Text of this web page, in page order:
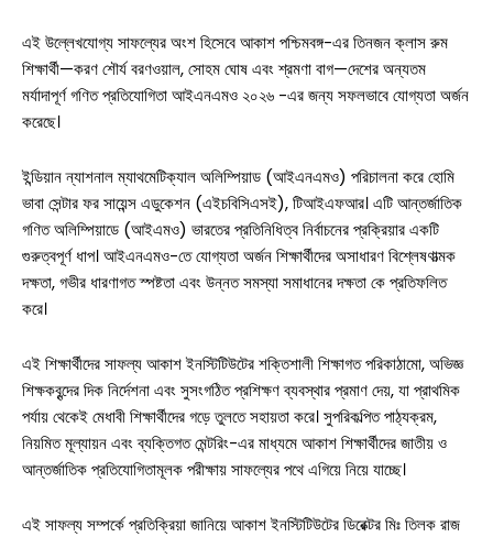
এই উল্লেখযোগ্য সাফল্যের অংশ হিসেবে আকাশ পশ্চিমবঙ্গ-এর তিনজন ক্লাস রুম
শিক্ষার্থী—করণ শৌর্য বরণওয়াল, সোহম ঘোষ এবং শ্রমণা বাগ—দেশের অন্যতম
মর্যাদাপূর্ণ গণিত প্রতিযোগিতা আইএনএমও ২০২৬ -এর জন্য সফলভাবে যোগ্যতা অর্জন
করেছে।
ইন্ডিয়ান ন্যাশনাল ম্যাথমেটিক্যাল অলিম্পিয়াড (আইএনএমও) পরিচালনা করে হোমি
ভাবা সেন্টার ফর সায়েন্স এডুকেশন (এইচবিসিএসই), টিআইএফআর। এটি আন্তর্জাতিক
গণিত অলিম্পিয়াডে (আইএমও) ভারতের প্রতিনিধিত্ব নির্বাচনের প্রক্রিয়ার একটি
গুরুত্বপূর্ণ ধাপ। আইএনএমও-তে যোগ্যতা অর্জন শিক্ষার্থীদের অসাধারণ বিশ্লেষণাত্মক
দক্ষতা, গভীর ধারণাগত স্পষ্টতা এবং উন্নত সমস্যা সমাধানের দক্ষতা কে প্রতিফলিত
করে।
এই শিক্ষার্থীদের সাফল্য আকাশ ইনস্টিটিউটের শক্তিশালী শিক্ষাগত পরিকাঠামো, অভিজ্ঞ
শিক্ষকবৃন্দের দিক নির্দেশনা এবং সুসংগঠিত প্রশিক্ষণ ব্যবস্থার প্রমাণ দেয়, যা প্রাথমিক
পর্যায় থেকেই মেধাবী শিক্ষার্থীদের গড়ে তুলতে সহায়তা করে। সুপরিকল্পিত পাঠ্যক্রম,
নিয়মিত মূল্যায়ন এবং ব্যক্তিগত মেন্টরিং-এর মাধ্যমে আকাশ শিক্ষার্থীদের জাতীয় ও
আন্তর্জাতিক প্রতিযোগিতামূলক পরীক্ষায় সাফল্যের পথে এগিয়ে নিয়ে যাচ্ছে।
এই সাফল্য সম্পর্কে প্রতিক্রিয়া জানিয়ে আকাশ ইনস্টিটিউটের ডিরেক্টর মিঃ তিলক রাজ